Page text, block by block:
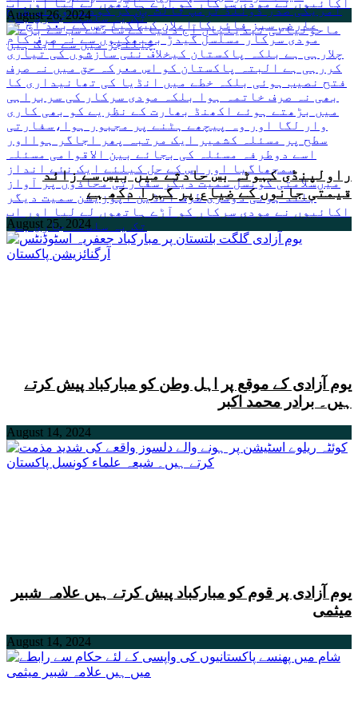
August 26, 2024
راولپنڈی کہوٹہ بس حادثے میں بیس سے زائد
قیمتی جانوں کے ضیاع پر گہرا دکھ ہے
August 25, 2024
یوم آزادی کے موقع پر اہل وطن کو مبارکباد پیش کرتے
ہیں۔ برادر محمد اکبر
August 14, 2024
یوم آزادی پر قوم کو مبارکباد پیش کرتے ہیں علامہ شبیر
میثمی
August 14, 2024